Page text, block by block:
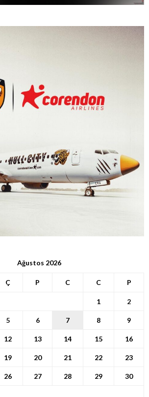
Ağustos 2026
Ç P C C P
1 2
5 6 7 8 9
12 13 14 15 16
19 20 21 22 23
26 27 28 29 30